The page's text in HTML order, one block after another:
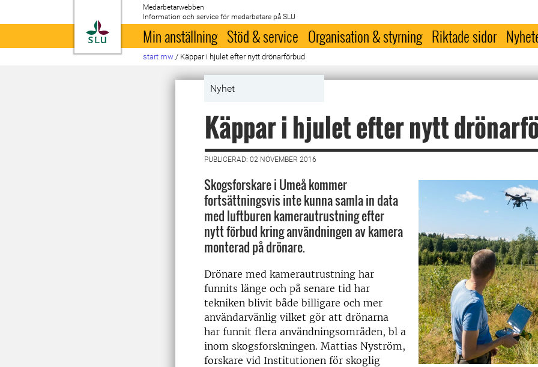
Till startsida
Medarbetarwebben
Information och service för medarbetare på SLU
Min anställning Stöd & service Organisation & styrning Riktade sidor
start mw / Käppar i hjulet efter nytt drönarförbud
Nyhet
Käppar i hjulet efter nytt
PUBLICERAD: 02 NOVEMBER 2016
Skogsforskare i Umeå kommer
fortsättningsvis inte kunna samla in data
med luftburen kamerautrustning efter
nytt förbud kring användningen av kamera
monterad på drönare.
Drönare med kamerautrustning har
funnits länge och på senare tid har
tekniken blivit både billigare och mer
användarvänlig vilket gör att drönarna
har funnit flera användningsområden, bl a
inom skogsforskningen. Mattias Nyström,
forskare vid Institutionen för skoglig